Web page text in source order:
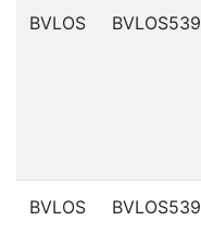
BVLOS BVLOS539
BVLOS BVLOS539